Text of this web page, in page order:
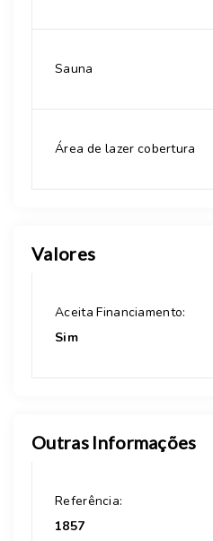
Sauna
Área de lazer cobertura
Valores
Aceita Financiamento:
Sim
Outras Informações
Referência:
1857